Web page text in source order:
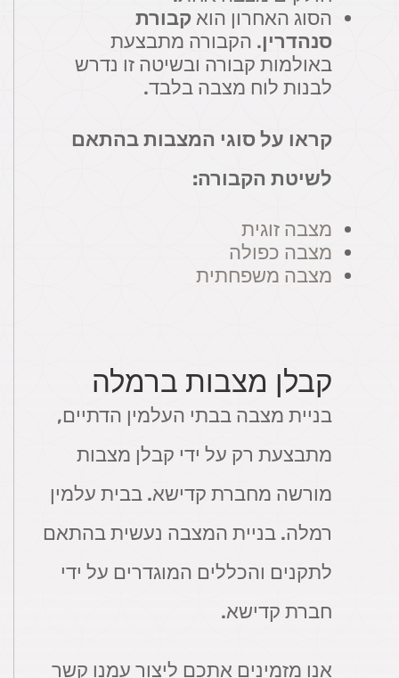
הסוג האחרון הואקבורת
סנהדרין. הקבורה מתבצעת
באולמות קבורה ובשיטה זו נדרש
לבנות לוח מצבה בלבד.
קראו על סוגי המצבות בהתאם
לשיטת הקבורה:
מצבה זוגית
מצבה כפולה
מצבה משפחתית
קבלן מצבות ברמלה
בניית מצבה בבתי העלמין הדתיים,
מתבצעת רק על ידי קבלן מצבות
מורשה מחברת קדישא. בבית עלמין
רמלה. בניית המצבה נעשית בהתאם
לתקנים והכללים המוגדרים על ידי
חברת קדישא.
אנו מזמינים אתכם ליצור עמנו קשר